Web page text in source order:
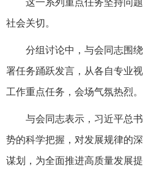
社会关切。
分组讨论中，与会同志围
署任务踊跃发言，从各自专业
工作重点任务，会场气氛热烈。
与会同志表示，习近平总
势的科学把握，对发展规律的
谋划，为全面推进高质量发展